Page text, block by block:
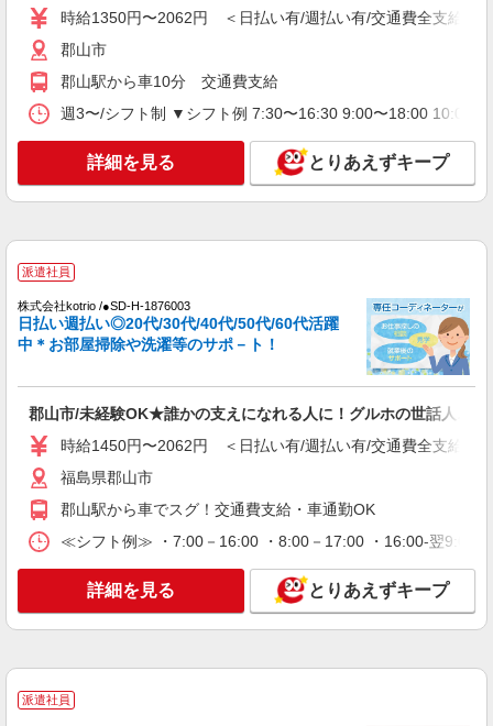
キープ 詳細を見る
派遣社員
株式会社kotrio /●SD-H-1876003
郡山市/未経験OK★誰かの支えになれる人に！
時給1450円〜2062円 ＜日払い有/週払い有/交
通費全支給(ガソリン代含む)＞
福島県郡山市
アルバイト パート 派遣社員
日研トータルソーシング株式会社 メディカルケア事業部/郡山オフィ
ス
介護スタッフ／資格あり or 経験者
験：時給1,250円〜 ◆介護福祉士：時給1,300円〜
※経験者は3ヶ月以上 ※給与幅は経験・能力によ
る ★週払いOK（規定あり）
福島県郡山市 【最寄駅】JR各線「郡山」駅 ★
アなど、お好きな勤務地をお選び下さい！！
キープ 詳細を見る
（株）ウィルオブ・ワークCW 宇都宮支店/ms090101
高齢者向けマンションstaff
福島県郡山市
時給1350円〜2062円 ＜日払い有/週払い有/交通費全支給(ガ
郡山市
郡山駅から車10分 交通費支給
週3〜/シフト制 ▼シフト例 7:30〜16:30 9:00〜18:00
詳細を見る とりあえずキープ
派遣社員
株式会社kotrio /●SD-H-1876003
日払い週払い◎20代/30代/40代/50代/60代活躍
中＊お部屋掃除や洗濯等のサポ－ト！
郡山市/未経験OK★誰かの支えになれる人に！グルホの世話人♪
時給1450円〜2062円 ＜日払い有/週払い有/交通費全支給(ガ
福島県郡山市
郡山駅から車でスグ！交通費支給・車通勤OK
≪シフト例≫ ・7:00－16:00 ・8:00－17:00 ・16:00-翌9:00
詳細を見る とりあえずキープ
派遣社員